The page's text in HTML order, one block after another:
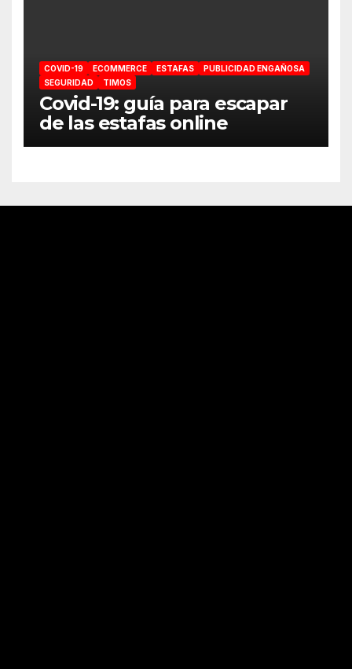
COVID-19 ECOMMERCE ESTAFAS
PUBLICIDAD ENGAÑOSA
SEGURIDAD
TIMOS
Covid-19: guía para escapar
de las estafas online